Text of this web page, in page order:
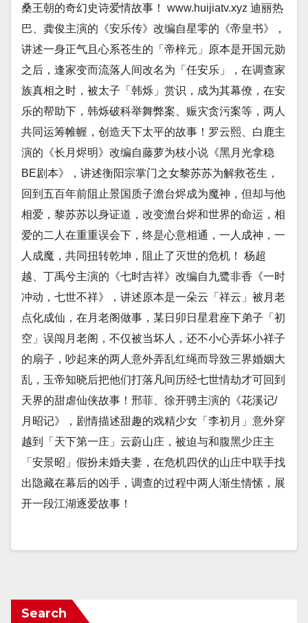
桑王朝的奇幻史诗爱情故事！ www.huijiatv.xyz 迪丽热
巴、龚俊主演的《安乐传》改编自星零的《帝皇书》，
讲述一身正气且心系苍生的「帝梓元」原本是开国元勋
之后，逢家变而流落人间改名为「任安乐」，在调查家
族真相之时，被太子「韩烁」赏识，成为其幕僚，在安
乐的帮助下，韩烁破科举舞弊案、赈灾贪污案等，两人
共同运筹帷幄，创造天下太平的故事！罗云熙、白鹿主
演的《长月烬明》改编自藤萝为枝小说《黑月光拿稳
BE剧本》，讲述衡阳宗掌门之女黎苏苏为解救苍生，
回到五百年前阻止景国质子澹台烬成为魔神，但却与他
相爱，黎苏苏以身证道，改变澹台烬和世界的命运，相
爱的二人在重重误会下，终是心意相通，一人成神，一
人成魔，共同扭转乾坤，阻止了灭世的危机！ 杨超
越、丁禹兮主演的《七时吉祥》改编自九鹭非香《一时
冲动，七世不祥》，讲述原本是一朵云「祥云」被月老
点化成仙，在月老阁做事，某日卯日星君座下弟子「初
空」误闯月老阁，不仅被当坏人，还不小心弄坏小祥子
的扇子，吵起来的两人意外弄乱红绳而导致三界婚姻大
乱，玉帝知晓后把他们打落凡间历经七世情劫才可回到
天界的甜虐仙侠故事！邢菲、徐开骋主演的《花溪记/
月昭记》，剧情描述甜趣的戏精少女「李初月」意外穿
越到「天下第一庄」云蔚山庄，被迫与和腹黑少庄主
「安景昭」假扮未婚夫妻，在危机四伏的山庄中联手找
出隐藏在幕后的凶手，调查的过程中两人渐生情愫，展
开一段江湖逐爱故事！
Search